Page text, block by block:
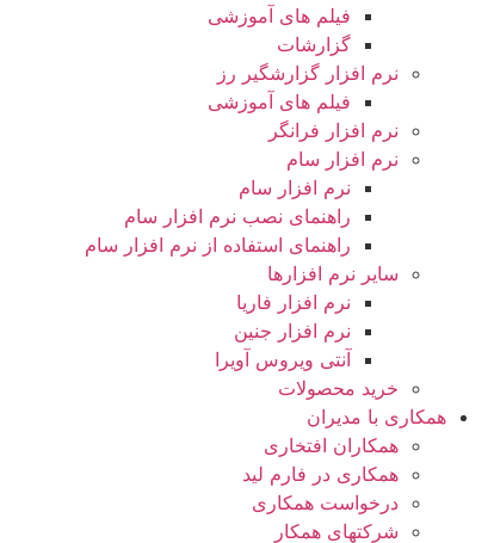
فیلم های آموزشی
گزارشات
نرم افزار گزارشگیر رز
فیلم های آموزشی
نرم افزار فرانگر
نرم افزار سام
نرم افزار سام
راهنمای نصب نرم افزار سام
راهنمای استفاده از نرم افزار سام
سایر نرم افزارها
نرم افزار فاریا
نرم افزار جنین
آنتی ویروس آویرا
خرید محصولات
همکاری با مدیران
همکاران افتخاری
همکاری در فارم لید
درخواست همکاری
شرکتهای همکار